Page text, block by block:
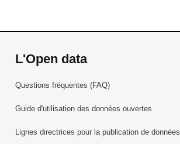
L'Open data
Questions fréquentes (FAQ)
Guide d'utilisation des données ouvertes
Lignes directrices pour la publication de données